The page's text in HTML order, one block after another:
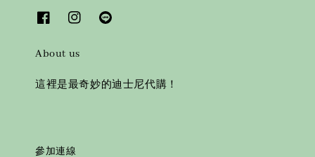
About us
這裡是最奇妙的迪士尼代購！
參加連線